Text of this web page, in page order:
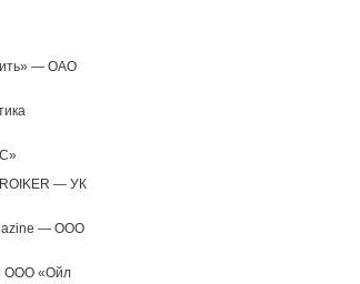
— ОАО
— УК
— ООО
ООО «Ойл